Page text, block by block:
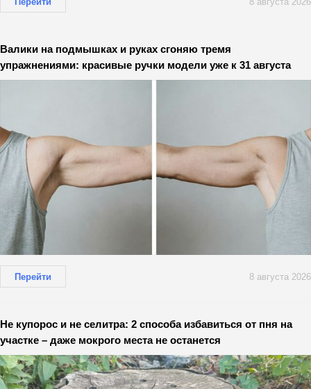
Валики на подмышках и руках сгоняю тремя
упражнениями: красивые ручки модели уже к 31 августа
Перейти 8 августа 2026
Не купорос и не селитра: 2 способа избавиться от пня на
участке – даже мокрого места не останется